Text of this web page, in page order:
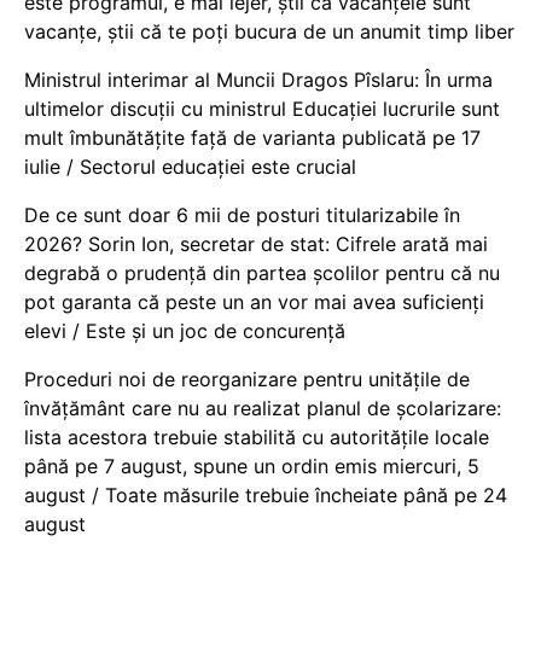
vacanţe, știi că te poți bucura de un anumit timp liber
Ministrul interimar al Muncii Dragos Pîslaru: În urma
ultimelor discuții cu ministrul Educației lucrurile sunt
mult îmbunătățite față de varianta publicată pe 17
iulie / Sectorul educației este crucial
De ce sunt doar 6 mii de posturi titularizabile în
2026? Sorin Ion, secretar de stat: Cifrele arată mai
degrabă o prudență din partea școlilor pentru că nu
pot garanta că peste un an vor mai avea suficienți
elevi / Este și un joc de concurență
Proceduri noi de reorganizare pentru unitățile de
învățământ care nu au realizat planul de școlarizare:
lista acestora trebuie stabilită cu autoritățile locale
până pe 7 august, spune un ordin emis miercuri, 5
august / Toate măsurile trebuie încheiate până pe 24
august